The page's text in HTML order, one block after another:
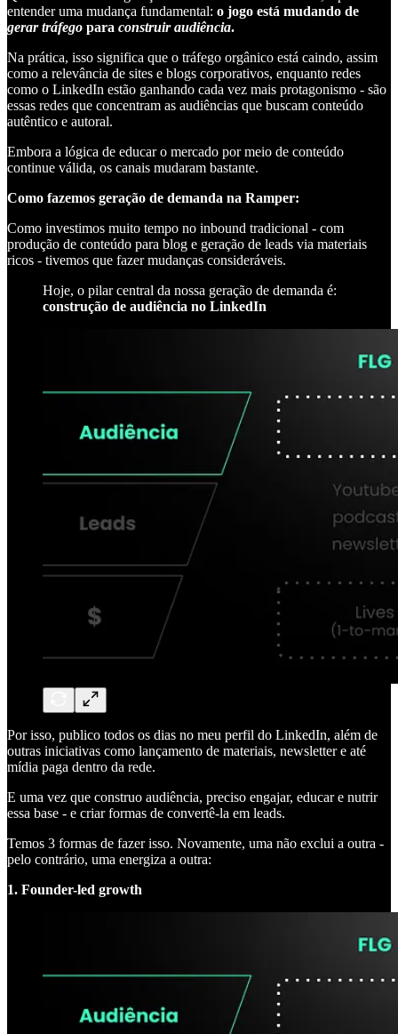
entender uma mudança fundamental: o jogo está mudando de
gerar tráfego para construir audiência.
Na prática, isso significa que o tráfego orgânico está caindo, assim
como a relevância de sites e blogs corporativos, enquanto redes
como o LinkedIn estão ganhando cada vez mais protagonismo - são
essas redes que concentram as audiências que buscam conteúdo
autêntico e autoral.
Embora a lógica de educar o mercado por meio de conteúdo
continue válida, os canais mudaram bastante.
Como fazemos geração de demanda na Ramper:
Como investimos muito tempo no inbound tradicional - com
produção de conteúdo para blog e geração de leads via materiais
ricos - tivemos que fazer mudanças consideráveis.
Hoje, o pilar central da nossa geração de demanda é:
construção de audiência no LinkedIn
Por isso, publico todos os dias no meu perfil do LinkedIn, além de
outras iniciativas como lançamento de materiais, newsletter e até
mídia paga dentro da rede.
E uma vez que construo audiência, preciso engajar, educar e nutrir
essa base - e criar formas de convertê-la em leads.
Temos 3 formas de fazer isso. Novamente, uma não exclui a outra -
pelo contrário, uma energiza a outra:
1. Founder-led growth